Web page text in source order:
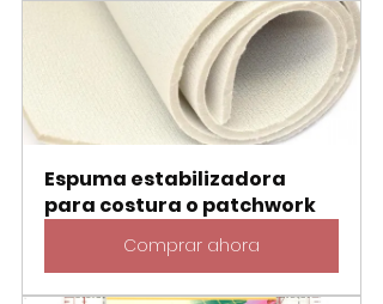
Espuma estabilizadora
para costura o patchwork
Comprar ahora